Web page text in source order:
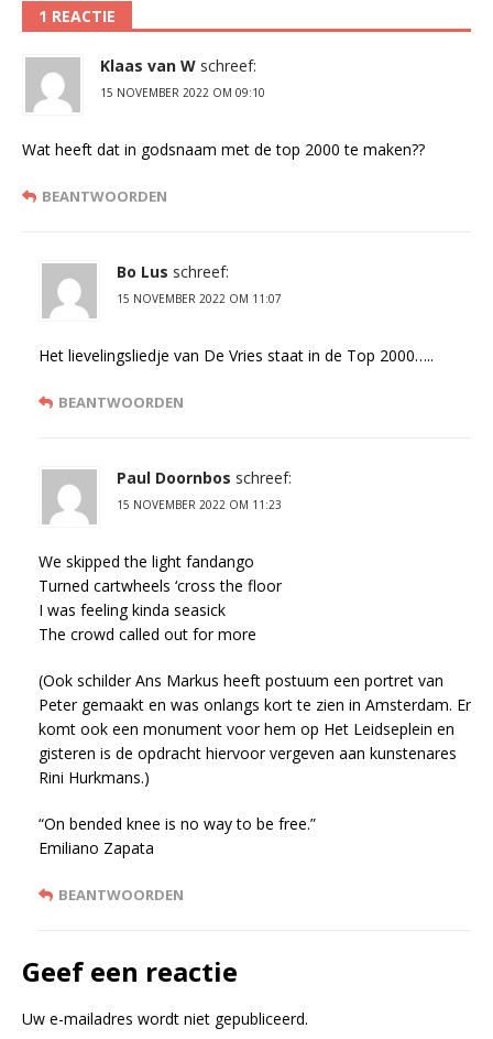
1 REACTIE
Klaas van W schreef:
15 NOVEMBER 2022 OM 09:10
Wat heeft dat in godsnaam met de top 2000 te maken??
BEANTWOORDEN
Bo Lus schreef:
15 NOVEMBER 2022 OM 11:07
Het lievelingsliedje van De Vries staat in de Top 2000…..
BEANTWOORDEN
Paul Doornbos schreef:
15 NOVEMBER 2022 OM 11:23
We skipped the light fandango
Turned cartwheels ‘cross the floor
I was feeling kinda seasick
The crowd called out for more
(Ook schilder Ans Markus heeft postuum een portret van
Peter gemaakt en was onlangs kort te zien in Amsterdam. Er
komt ook een monument voor hem op Het Leidseplein en
gisteren is de opdracht hiervoor vergeven aan kunstenares
Rini Hurkmans.)
“On bended knee is no way to be free.”
Emiliano Zapata
BEANTWOORDEN
Geef een reactie
Uw e-mailadres wordt niet gepubliceerd.